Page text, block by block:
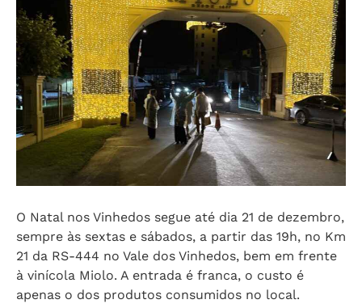
O Natal nos Vinhedos segue até dia 21 de dezembro,
sempre às sextas e sábados, a partir das 19h, no Km
21 da RS-444 no Vale dos Vinhedos, bem em frente
à vinícola Miolo. A entrada é franca, o custo é
apenas o dos produtos consumidos no local.